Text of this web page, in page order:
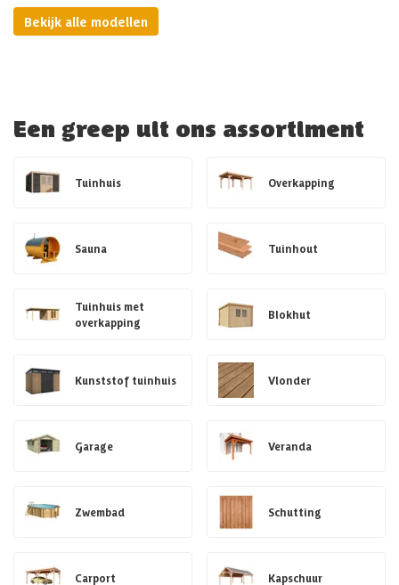
Bekijk alle modellen
Een greep uit ons assortiment
Tuinhuis Overkapping
Sauna Tuinhout
Tuinhuis met
overkapping
Blokhut
Kunststof tuinhuis Vlonder
Garage Veranda
Zwembad Schutting
Carport Kapschuur